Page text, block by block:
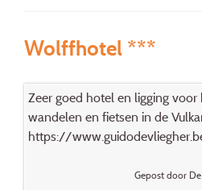
Wolffhotel ***
Zeer goed hotel en ligging
wandelen en fietsen in de
https://
Gepost door